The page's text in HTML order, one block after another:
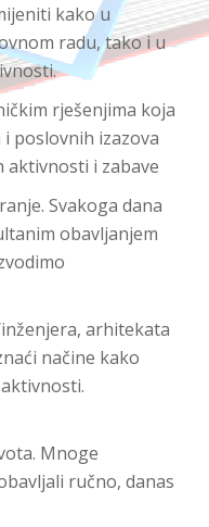
kako u
radu, tako i u
rješenjima koja
poslovnih izazova
i zabave
Svakoga dana
obavljanjem
arhitekata
načine kako
Mnoge
ručno, danas